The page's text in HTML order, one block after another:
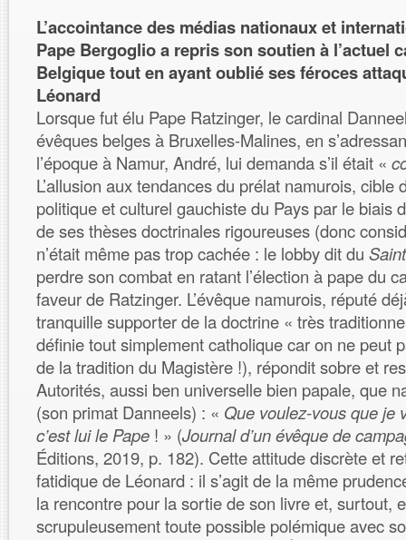
L’accointance des médias nationaux et
Pape Bergoglio a repris son soutien à l’actuel
Belgique tout en ayant oublié ses féroces
Léonard
Lorsque fut élu Pape Ratzinger, le cardinal
évêques belges à Bruxelles-Malines, en
l’époque à Namur, André, lui demanda s’il était «
L’allusion aux tendances du prélat namurois, cible
politique et culturel gauchiste du Pays par le biais
de ses thèses doctrinales rigoureuses (donc
n’était même pas trop cachée : le lobby dit du
perdre son combat en ratant l’élection à pape du
faveur de Ratzinger. L’évêque namurois, réputé
tranquille supporter de la doctrine « très
définie tout simplement catholique car on ne peut
de la tradition du Magistère !), répondit sobre et
Autorités, aussi ben universelle bien papale, que
(son primat Danneels) : « Que voulez-vous que je
c’est lui le Pape ! » (Journal d’un évêque de
Éditions, 2019, p. 182). Cette attitude discrète et
fatidique de Léonard : il s’agit de la même
la rencontre pour la sortie de son livre et, surtout,
scrupuleusement toute possible polémique avec